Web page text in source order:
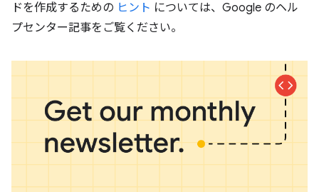
ドを作成するための ヒント については、Google のヘル
プセンター記事をご覧ください。